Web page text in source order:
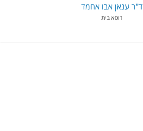
ד"ר ענאן אבו אחמד
רופא בית